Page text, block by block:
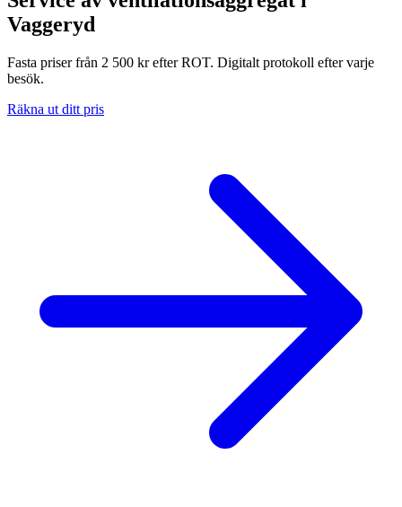
Vaggeryd
Fasta priser från 2 500 kr efter ROT. Digitalt protokoll efter varje
besök.
Räkna ut ditt pris